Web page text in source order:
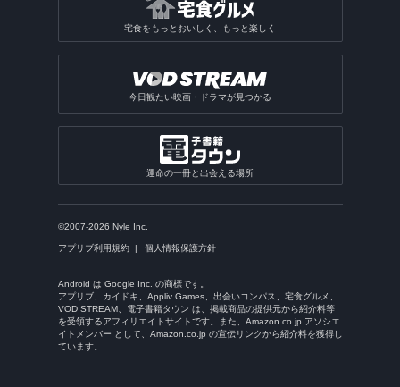
宅食をもっとおいしく、もっと楽しく
今日観たい映画・ドラマが見つかる
運命の一冊と出会える場所
©2007-2026 Nyle Inc.
アプリブ利用規約 個人情報保護方針
Android は Google Inc. の商標です。
アプリブ、カイドキ、Appliv Games、出会いコンパス、宅食グルメ、
VOD STREAM、電子書籍タウン は、掲載商品の提供元から紹介料等
を受領するアフィリエイトサイトです。また、Amazon.co.jp アソシエ
イトメンバー として、Amazon.co.jp の宣伝リンクから紹介料を獲得し
ています。